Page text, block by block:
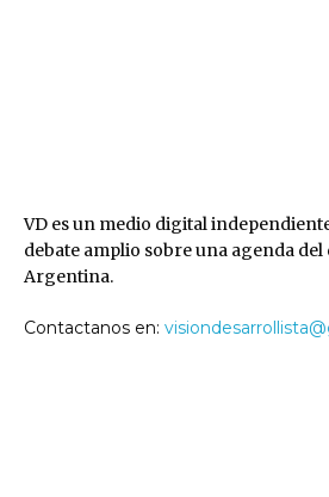
VD es un medio digital
debate amplio sobre una agenda
Argentina.
Contactanos en: